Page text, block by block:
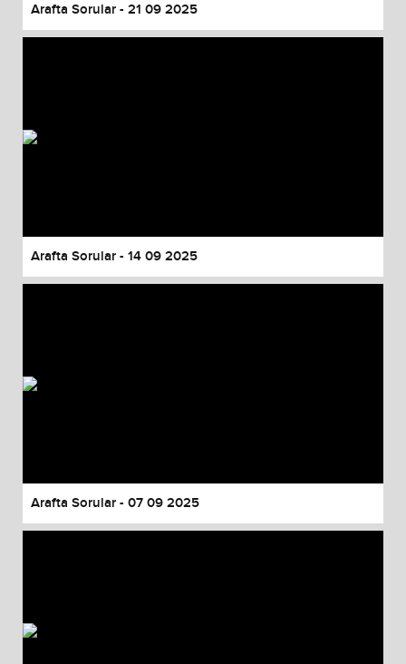
Arafta Sorular - 21 09 2025
Arafta Sorular - 14 09 2025
Arafta Sorular - 07 09 2025